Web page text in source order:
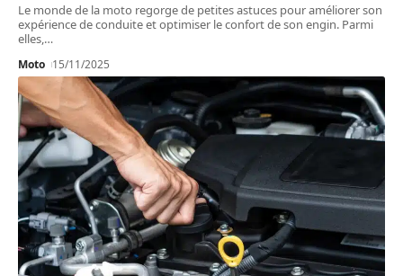
Le monde de la moto regorge de petites astuces pour améliorer son
expérience de conduite et optimiser le confort de son engin. Parmi
elles,…
Moto 15/11/2025